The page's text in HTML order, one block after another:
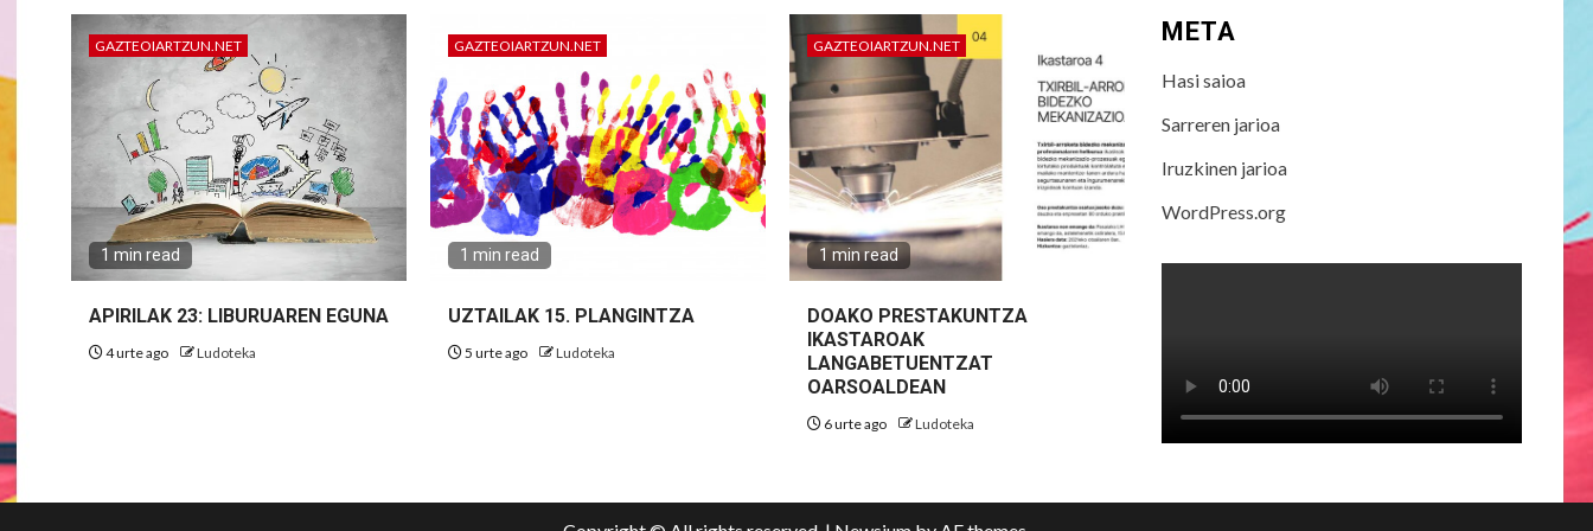
GAZTEOIARTZUN.NET
1 min read
APIRILAK 23: LIBURUAREN EGUNA
4 urte ago Ludoteka
GAZTEOIARTZUN.NET
1 min read
UZTAILAK 15. PLANGINTZA
5 urte ago Ludoteka
GAZTEOIARTZUN.NET
1 min read
DOAKO PRESTAKUNTZA
IKASTAROAK
LANGABETUENTZAT
OARSOALDEAN
6 urte ago Ludoteka
META
Hasi saioa
Sarreren jarioa
Iruzkinen jarioa
WordPress.org